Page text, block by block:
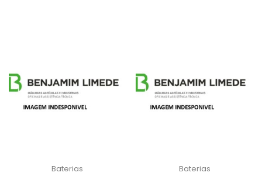
Baterias Baterias